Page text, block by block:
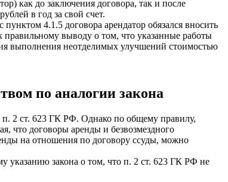
как до заключения договора, так и после
в год за свой счет.
4.1.5 договора арендатор обязался вносить
правильному выводу о том, что указанные работы
выполнения неотделимых улучшений стоимостью
по аналогии закона
п. 2 ст. 623 ГК РФ. Однако по общему правилу,
что договоры аренды и безвозмездного
на отношения по договору ссуды, можно
указанию закона о том, что п. 2 ст. 623 ГК РФ не